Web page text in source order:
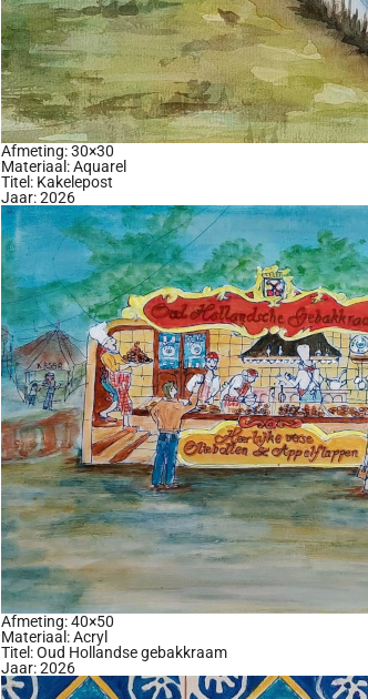
Afmeting: 30×30
Materiaal: Aquarel
Titel: Kakelepost
Jaar: 2026
Afmeting: 40×50
Materiaal: Acryl
Titel: Oud Hollandse gebakkraam
Jaar: 2026